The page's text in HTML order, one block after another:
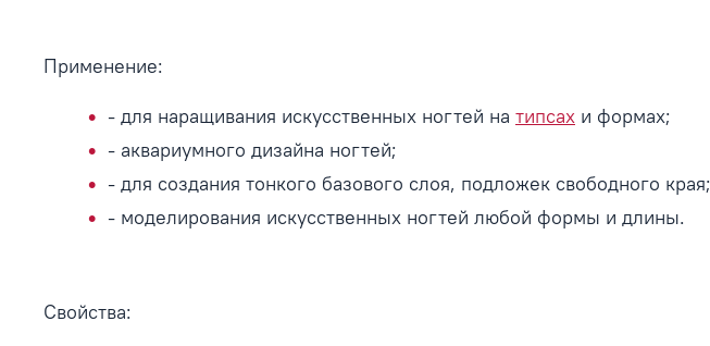
Применение:
- для наращивания искусственных ногтей на типсах и формах;
- аквариумного дизайна ногтей;
- для создания тонкого базового слоя, подложек свободного края;
- моделирования искусственных ногтей любой формы и длины.
Свойства: